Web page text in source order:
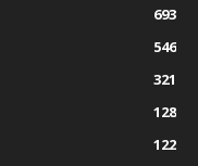
693
546
321
128
122